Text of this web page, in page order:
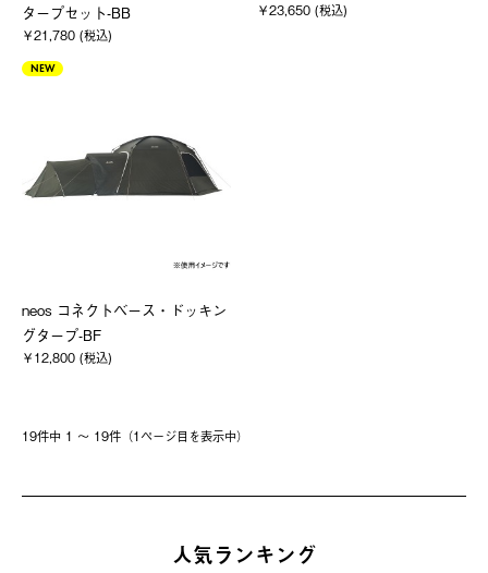
タープセット-BB
￥21,780 (税込)
￥23,650 (税込)
NEW
neos コネクトベース・ドッキン
グタープ-BF
￥12,800 (税込)
19件中 1 〜 19件（1ページ⽬を表⽰中）
人気ランキング